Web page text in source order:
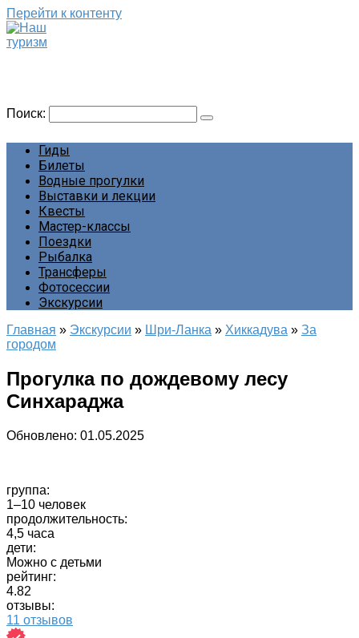
Перейти к контенту
Поиск:
Гиды
Билеты
Водные прогулки
Выставки и лекции
Квесты
Мастер-классы
Поездки
Рыбалка
Трансферы
Фотосессии
Экскурсии
Главная » Экскурсии » Шри-Ланка » Хиккадува » За
городом
Прогулка по дождевому лесу
Синхараджа
Обновлено: 01.05.2025
группа:
1–10 человек
продолжительность:
4,5 часа
дети:
Можно с детьми
рейтинг:
4.82
отзывы:
11 отзывов